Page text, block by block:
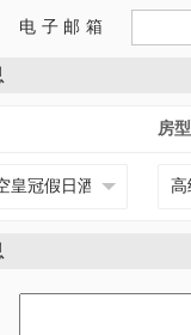
电子邮箱
房型